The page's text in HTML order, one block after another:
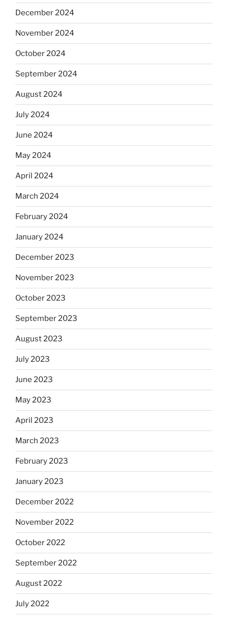
December 2024
November 2024
October 2024
September 2024
August 2024
July 2024
June 2024
May 2024
April 2024
March 2024
February 2024
January 2024
December 2023
November 2023
October 2023
September 2023
August 2023
July 2023
June 2023
May 2023
April 2023
March 2023
February 2023
January 2023
December 2022
November 2022
October 2022
September 2022
August 2022
July 2022